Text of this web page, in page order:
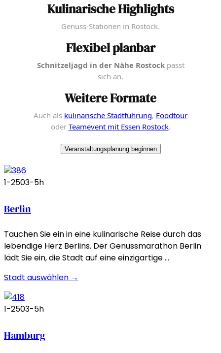
Kulinarische Highlights
Genuss-Stationen in Rostock.
Flexibel planbar
Schnitzeljagd in der Nähe Rostockpasst
sich an.
Weitere Formate
Auch als kulinarische Stadtführung, Foodtour
oder Teamevent mit Essen Rostock.
Veranstaltungsplanung beginnen
1-2503-5h
Berlin
Tauchen Sie ein in eine kulinarische Reise durch das
lebendige Herz Berlins. Der Genussmarathon Berlin
lädt Sie ein, die Stadt auf eine einzigartige …
Stadt auswählen →
1-2503-5h
Hamburg